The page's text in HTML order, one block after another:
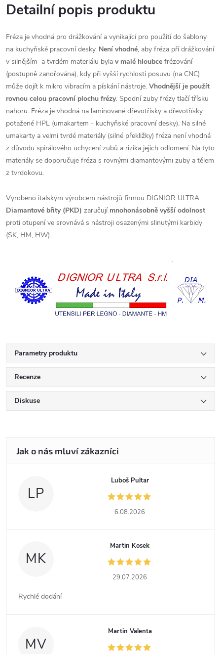
Detailní popis produktu
Fréza je vhodná pro drážkování a vynikající pro použití do šablony
na kuchyňské pracovní desky. Není vhodné, aby fréza pří drážkování
v silnějším a tvrdém materiálu byla v malé hloubce frézování
(postupně zanořována), kdy při vyšší rychlosti posuvu (na CNC)
může dojít k mikro vibracím a pískání nástroje. Vhodnější je použít
rovnou celou pracovní plochu frézy. Spodní zuby frézy tlačí třísku
nahoru. Fréza je vhodná na laminované dřevotřísky a dřevotřísky
potažené HPL (umakartem - kuchyňské pracovní desky). Na silné
umakarty a velmi tvrdé materiály (silné překližky) fréza není vhodná
z důvodu spirálového uchycení zubů a rizika jejich odlomení. Na tyto
materiály se doporučuje fréza s rovnými diamantovými zuby a tělem
z tvrdokovu.
Vyrobeno italským výrobcem nástrojů firmou DIGNIOR ULTRA.
Diamantové břity (PKD) zaručují mnohonásobně vyšší odolnost
proti otupení ve srovnává s nástroji osazenými slinutými karbidy
(SK, HM, HW).
Parametry produktu
Recenze
Diskuse
LP
Luboš Pultar
6.08.2026
MK
Martin Kosek
29.07.2026
Rychlé dodání
MV
Martin Valenta